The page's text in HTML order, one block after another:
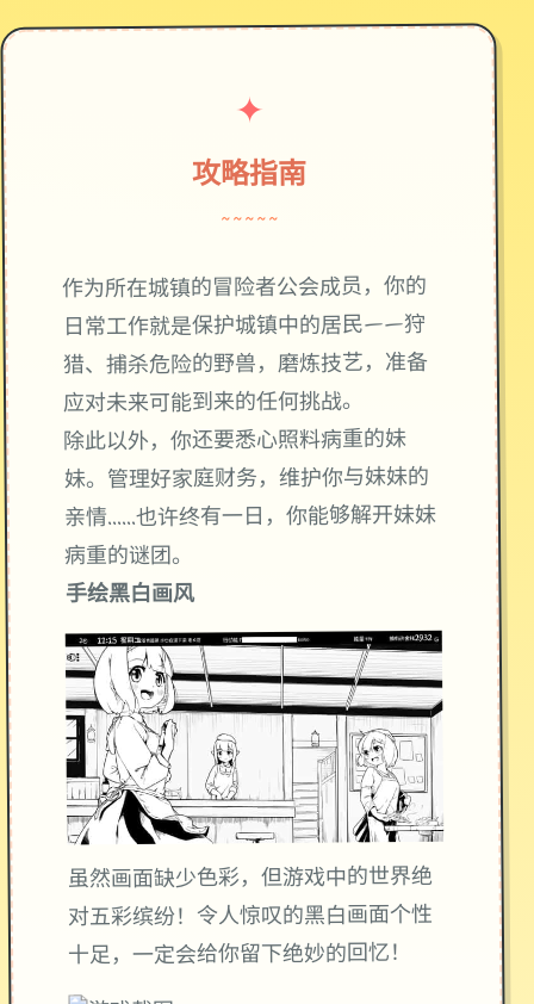
✦
攻略指南
~~~~~
作为所在城镇的冒险者公会成员，你的
日常工作就是保护城镇中的居民——狩
猎、捕杀危险的野兽，磨炼技艺，准备
应对未来可能到来的任何挑战。
除此以外，你还要悉心照料病重的妹
妹。管理好家庭财务，维护你与妹妹的
亲情……也许终有一日，你能够解开妹妹
病重的谜团。
手绘黑白画风
虽然画面缺少色彩，但游戏中的世界绝
对五彩缤纷！令人惊叹的黑白画面个性
十足，一定会给你留下绝妙的回忆！